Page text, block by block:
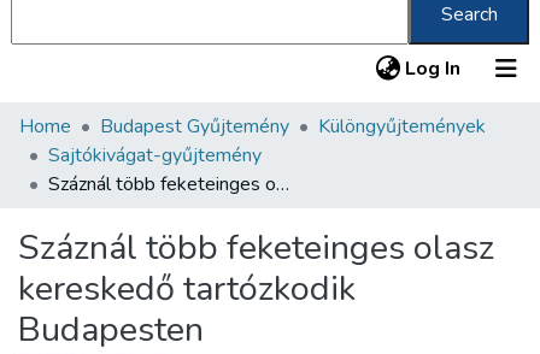
Search
Log In (current)
Communities & Collections
All of DSpace
About us
Home Budapest Gyűjtemény
Különgyűjtemények
Sajtókivágat-gyűjtemény
Száznál több feketeinges olasz kereskedő tartózkodik Budapesten
Száznál több feketeinges olasz
kereskedő tartózkodik
Budapesten